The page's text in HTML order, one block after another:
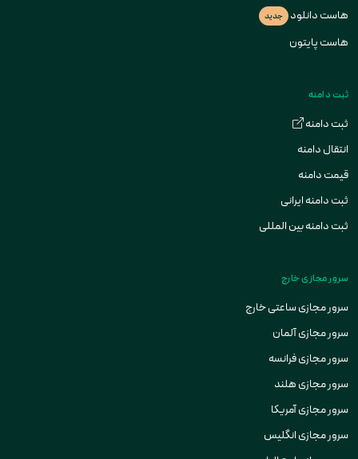
هاست دانلود
جدید
هاست پایتون
ثبت دامنه
ثبت دامنه
انتقال دامنه
قیمت دامنه
ثبت دامنه ایرانی
ثبت دامنه بین المللی
سرور مجازی خارج
سرور مجازی ساعتی خارج
سرور مجازی آلمان
سرور مجازی فرانسه
سرور مجازی هلند
سرور مجازی آمریکا
سرور مجازی انگلیس